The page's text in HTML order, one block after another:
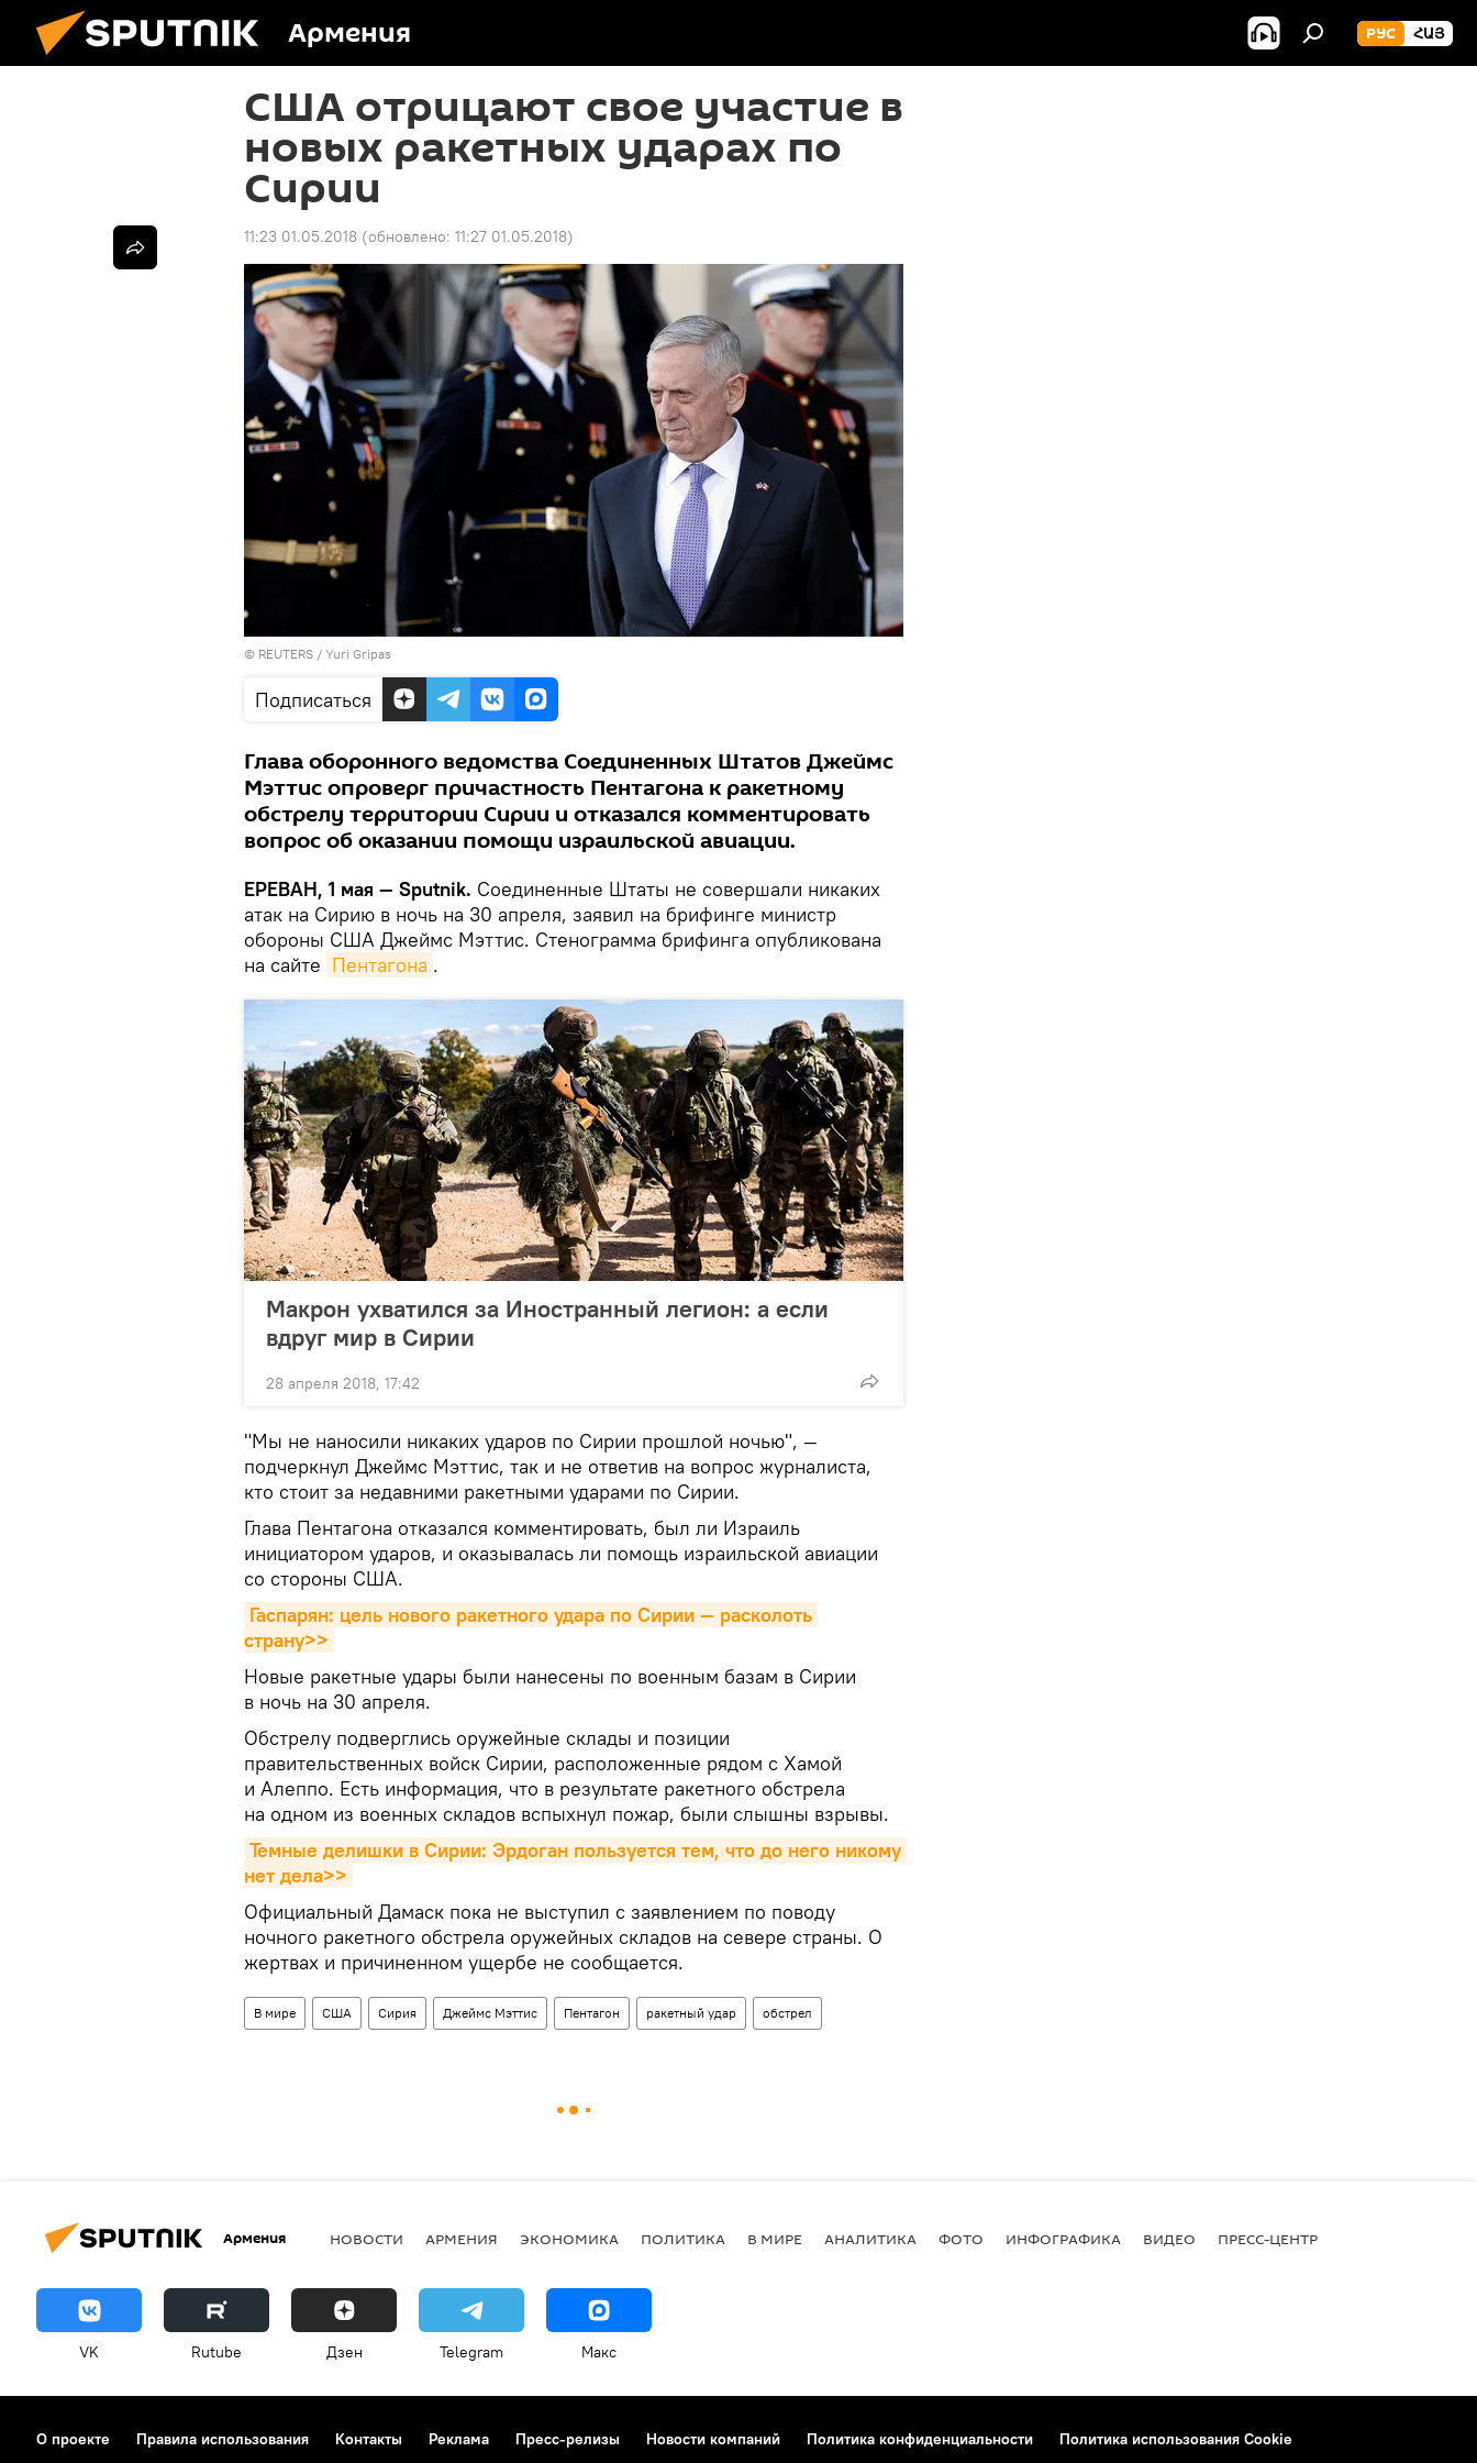
Армения РУС ՀԱՅ
США отрицают свое участие в
новых ракетных ударах по
Сирии
11:23 01.05.2018 (обновлено: 11:27 01.05.2018)
© REUTERS / Yuri Gripas
Подписаться
Глава оборонного ведомства Соединенных Штатов Джеймс
Мэттис опроверг причастность Пентагона к ракетному
обстрелу территории Сирии и отказался комментировать
вопрос об оказании помощи израильской авиации.
ЕРЕВАН, 1 мая — Sputnik. Соединенные Штаты не совершали никаких
атак на Сирию в ночь на 30 апреля, заявил на брифинге министр
обороны США Джеймс Мэттис. Стенограмма брифинга опубликована
на сайте Пентагона .
Макрон ухватился за Иностранный легион: а если
вдруг мир в Сирии
28 апреля 2018, 17:42
"Мы не наносили никаких ударов по Сирии прошлой ночью", —
подчеркнул Джеймс Мэттис, так и не ответив на вопрос журналиста,
кто стоит за недавними ракетными ударами по Сирии.
Глава Пентагона отказался комментировать, был ли Израиль
инициатором ударов, и оказывалась ли помощь израильской авиации
со стороны США.
Гаспарян: цель нового ракетного удара по Сирии — расколоть
страну>>
Новые ракетные удары были нанесены по военным базам в Сирии
в ночь на 30 апреля.
Обстрелу подверглись оружейные склады и позиции
правительственных войск Сирии, расположенные рядом с Хамой
и Алеппо. Есть информация, что в результате ракетного обстрела
на одном из военных складов вспыхнул пожар, были слышны взрывы.
Темные делишки в Сирии: Эрдоган пользуется тем, что до него никому
нет дела>>
Официальный Дамаск пока не выступил с заявлением по поводу
ночного ракетного обстрела оружейных складов на севере страны. О
жертвах и причиненном ущербе не сообщается.
В мире США Сирия Джеймс Мэттис Пентагон ракетный удар обстрел
Армения НОВОСТИ АРМЕНИЯ ЭКОНОМИКА ПОЛИТИКА В МИРЕ АНАЛИТИКА ФОТО ИНФОГРАФИКА ВИДЕО ПРЕСС-ЦЕНТР
VK Rutube Дзен Telegram Макс
О проекте Правила использования Контакты Реклама Пресс-релизы Новости компаний Политика конфиденциальности
Политика использования Cookie